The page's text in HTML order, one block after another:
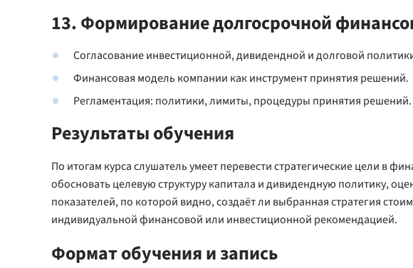
13. Формирование долгосрочной
Согласование инвестиционной, дивидендной и долговой
Финансовая модель компании как инструмент принятия решений.
Регламентация: политики, лимиты, процедуры принятия решений.
Результаты обучения
По итогам курса слушатель умеет перевести стратегические цели в
обосновать целевую структуру капитала и дивидендную политику,
показателей, по которой видно, создаёт ли выбранная стратегия
индивидуальной финансовой или инвестиционной рекомендацией.
Формат обучения и запись